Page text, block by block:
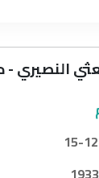
النصيري